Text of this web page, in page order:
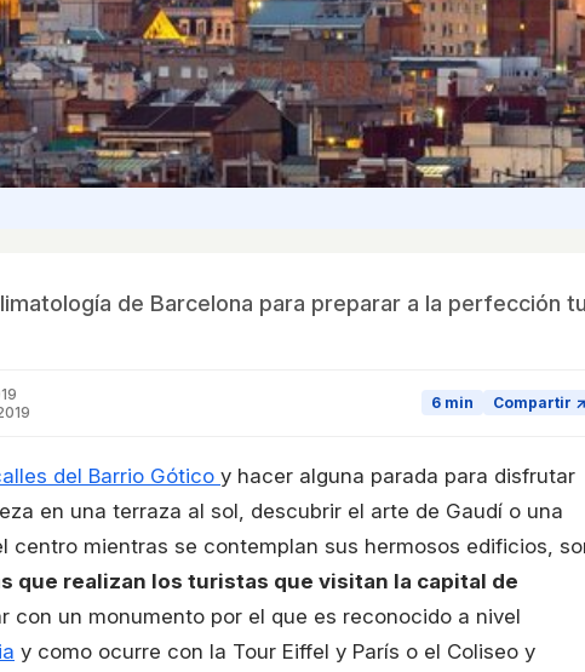
de Barcelona para preparar a la perfección tu
6 min Compartir ↗
del Barrio Gótico y hacer alguna parada para disfrutar
en una terraza al sol, descubrir el arte de Gaudí o una
centro mientras se contemplan sus hermosos edificios,
que realizan los turistas que visitan la capital de
con un monumento por el que es reconocido a nivel
y como ocurre con la Tour Eiffel y París o el Coliseo y